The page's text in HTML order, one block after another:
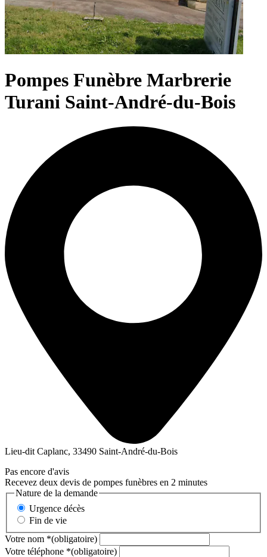
Pompes Funèbre Marbrerie
Turani Saint-André-du-Bois
Lieu-dit Caplanc, 33490 Saint-André-du-Bois
Pas encore d'avis
Recevez deux devis de pompes funèbres en 2 minutes
Nature de la demande
Urgence décès
Fin de vie
Votre nom *(obligatoire)
Votre téléphone *(obligatoire)